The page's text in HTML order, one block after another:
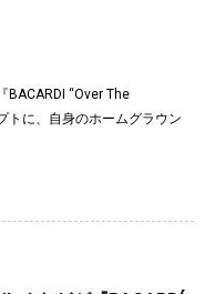
“Over The
トに、自身のホームグラウン